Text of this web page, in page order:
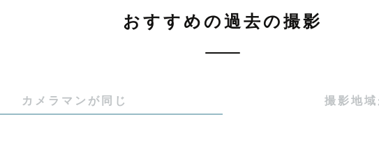
パパママが見てうれしいだけでなく、将来大きくなったお子さまが
おすすめの過去の撮影
カメラマンが同じ 撮影地域